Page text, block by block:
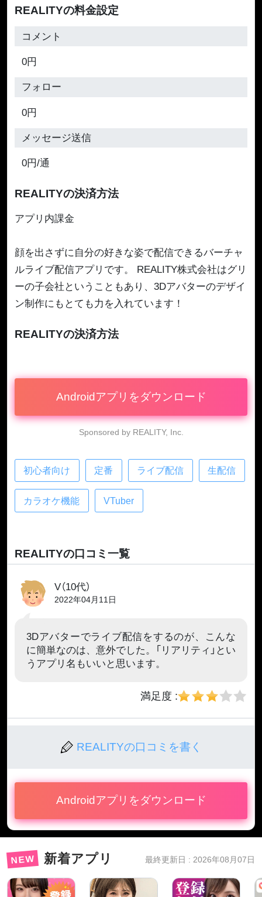
REALITYの料金設定
コメント
0円
フォロー
0円
メッセージ送信
0円/通
REALITYの決済方法
アプリ内課金
顔を出さずに自分の好きな姿で配信できるバーチャ
ルライブ配信アプリです。 REALITY株式会社はグリ
ーの子会社ということもあり、3Dアバターのデザイ
ン制作にもとても力を入れています！
REALITYの決済方法
Androidアプリをダウンロード
Sponsored by REALITY, Inc.
初心者向け 定番 ライブ配信 生配信
カラオケ機能 VTuber
REALITYの口コミ一覧
V（10代）
2022年04月11日
3Dアバターでライブ配信をするのが、こんな
に簡単なのは、意外でした。「リアリティ」とい
うアプリ名もいいと思います。
満足度 :
REALITYの口コミを書く
Androidアプリをダウンロード
NEW 新着アプリ 最終更新日 : 2026年08月07日